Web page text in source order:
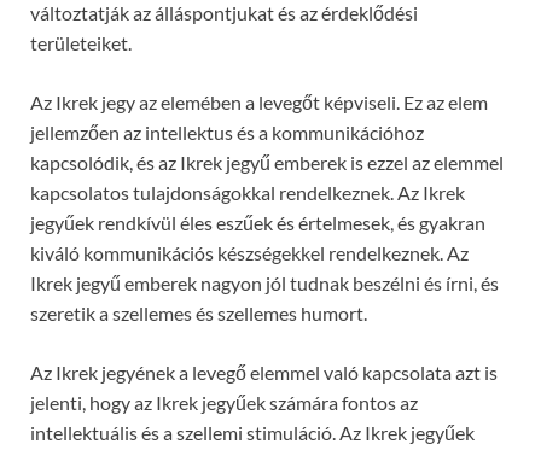
változtatják az álláspontjukat és az érdeklődési
területeiket.
Az Ikrek jegy az elemében a levegőt képviseli. Ez az elem
jellemzően az intellektus és a kommunikációhoz
kapcsolódik, és az Ikrek jegyű emberek is ezzel az elemmel
kapcsolatos tulajdonságokkal rendelkeznek. Az Ikrek
jegyűek rendkívül éles eszűek és értelmesek, és gyakran
kiváló kommunikációs készségekkel rendelkeznek. Az
Ikrek jegyű emberek nagyon jól tudnak beszélni és írni, és
szeretik a szellemes és szellemes humort.
Az Ikrek jegyének a levegő elemmel való kapcsolata azt is
jelenti, hogy az Ikrek jegyűek számára fontos az
intellektuális és a szellemi stimuláció. Az Ikrek jegyűek